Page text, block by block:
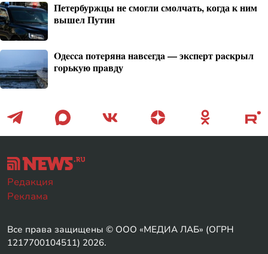
Петербуржцы не смогли смолчать, когда к ним
вышел Путин
Oдecca пoтeрянa нaвceгдa — экcпeрт рacкрыл
гoрькую прaвду
Редакция
Реклама
Все права защищены © ООО «МЕДИА ЛАБ» (ОГРН
1217700104511) 2026.